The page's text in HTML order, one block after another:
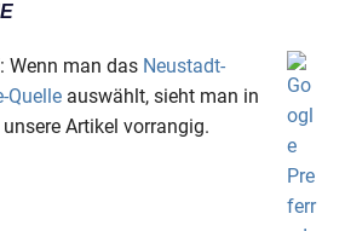
Wenn man das Neustadt-
Quelle auswählt, sieht man in
Artikel vorrangig.